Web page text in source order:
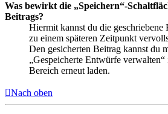
Was bewirkt die „Speichern“-
Beitrags?
Hiermit kannst du die geschriebene
zu einem späteren Zeitpunkt
Den gesicherten Beitrag kannst du
„Gespeicherte Entwürfe
Bereich erneut laden.
Nach oben